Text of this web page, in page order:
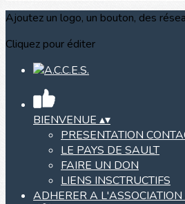
Ajoutez un logo, un bouton, des
Cliquez pour éditer
BIENVENUE ▴▾
PRESENTATION
LE PAYS DE SAULT
FAIRE UN DON
LIENS INSCTRUCTIFS
ADHERER A L'ASSOCIATION